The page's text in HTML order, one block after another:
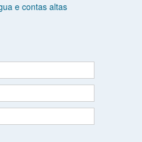
e contas altas